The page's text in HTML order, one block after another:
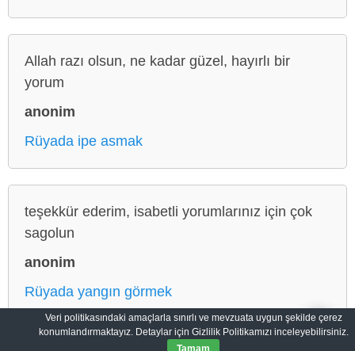
Allah razı olsun, ne kadar güzel, hayırlı bir
yorum
anonim
Rüyada ipe asmak
teşekkür ederim, isabetli yorumlarınız için çok
sagolun
anonim
Rüyada yangın görmek
Veri politikasındaki amaçlarla sınırlı ve mevzuata uygun şekilde çerez
konumlandırmaktayız. Detaylar için Gizlilik Politikamızı inceleyebilirsiniz.
Tamam